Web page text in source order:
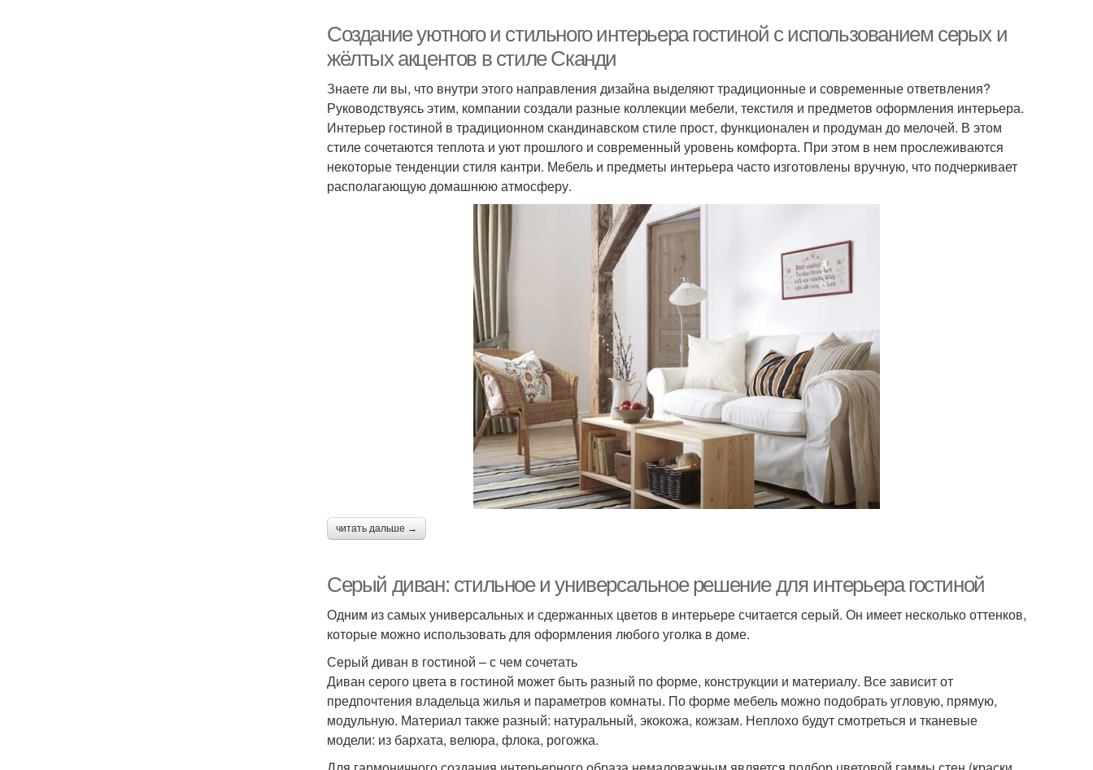
Создание уютного и стильного интерьера гостиной с использованием серых и
жёлтых акцентов в стиле Сканди
Знаете ли вы, что внутри этого направления дизайна выделяют традиционные и современные ответвления?
Руководствуясь этим, компании создали разные коллекции мебели, текстиля и предметов оформления интерьера.
Интерьер гостиной в традиционном скандинавском стиле прост, функционален и продуман до мелочей. В этом
стиле сочетаются теплота и уют прошлого и современный уровень комфорта. При этом в нем прослеживаются
некоторые тенденции стиля кантри. Мебель и предметы интерьера часто изготовлены вручную, что подчеркивает
располагающую домашнюю атмосферу.
читать дальше →
Серый диван: стильное и универсальное решение для интерьера гостиной
Одним из самых универсальных и сдержанных цветов в интерьере считается серый. Он имеет несколько оттенков,
которые можно использовать для оформления любого уголка в доме.
Серый диван в гостиной – с чем сочетать
Диван серого цвета в гостиной может быть разный по форме, конструкции и материалу. Все зависит от
предпочтения владельца жилья и параметров комнаты. По форме мебель можно подобрать угловую, прямую,
модульную. Материал также разный: натуральный, экокожа, кожзам. Неплохо будут смотреться и тканевые
модели: из бархата, велюра, флока, рогожка.